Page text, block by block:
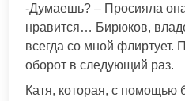
-Думаешь? – Просияла
нравится… Бирюков,
всегда со мной флиртует.
оборот в следующий раз.
Катя, которая, с помощью